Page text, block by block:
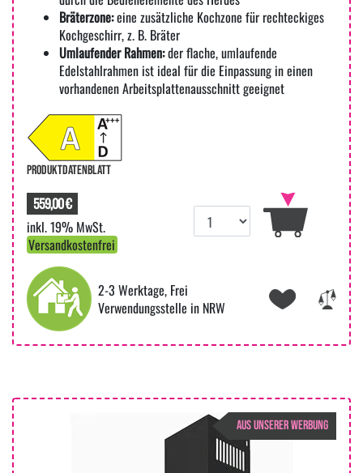
Bräterzone:eine zusätzliche Kochzone für rechteckiges
Kochgeschirr, z. B. Bräter
Umlaufender Rahmen:der flache, umlaufende
Edelstahlrahmen ist ideal für die Einpassung in einen
vorhandenen Arbeitsplattenausschnitt geeignet
PRODUKTDATENBLATT
559,00 €
inkl. 19% MwSt.
Versandkostenfrei
2-3 Werktage, Frei
Verwendungsstelle in NRW
AUS UNSERER WERBUNG